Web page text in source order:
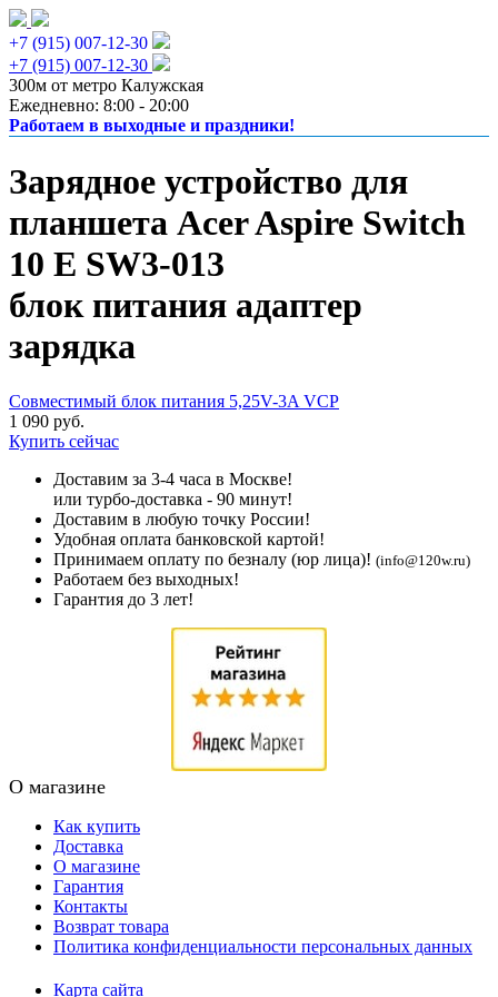
+7 (915) 007-12-30
+7 (915) 007-12-30
300м от метро Калужская
Ежедневно: 8:00 - 20:00
Работаем в выходные и праздники!
Зарядное устройство для
планшета Acer Aspire Switch
10 E SW3-013
блок питания адаптер
зарядка
Совместимый блок питания 5,25V-3A VCP
1 090 руб.
Купить сейчас
Доставим за 3-4 часа в Москве!
или турбо-доставка - 90 минут!
Доставим в любую точку России!
Удобная оплата банковской картой!
Принимаем оплату по безналу (юр лица)! (info@120w.ru)
Работаем без выходных!
Гарантия до 3 лет!
О магазине
Как купить
Доставка
О магазине
Гарантия
Контакты
Возврат товара
Политика конфиденциальности персональных данных
Карта сайта